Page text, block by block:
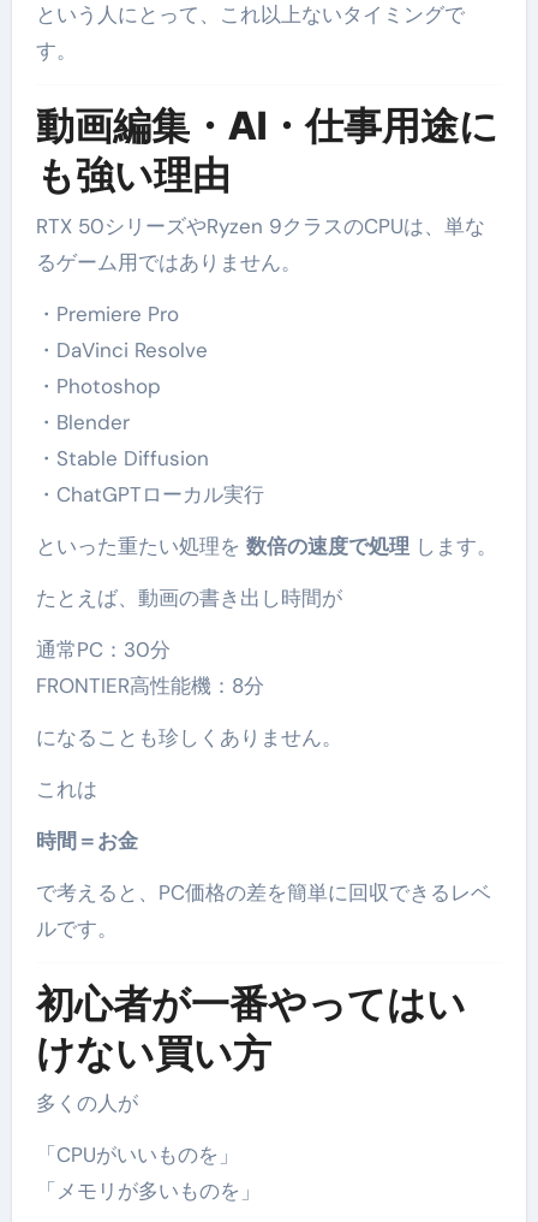
という人にとって、これ以上ないタイミングで
す。
動画編集・AI・仕事用途に
も強い理由
RTX 50シリーズやRyzen 9クラスのCPUは、単な
るゲーム用ではありません。
・Premiere Pro
・DaVinci Resolve
・Photoshop
・Blender
・Stable Diffusion
・ChatGPTローカル実行
といった重たい処理を 数倍の速度で処理 します。
たとえば、動画の書き出し時間が
通常PC：30分
FRONTIER高性能機：8分
になることも珍しくありません。
これは
時間＝お金
で考えると、PC価格の差を簡単に回収できるレベ
ルです。
初心者が一番やってはい
けない買い方
多くの人が
「CPUがいいものを」
「メモリが多いものを」